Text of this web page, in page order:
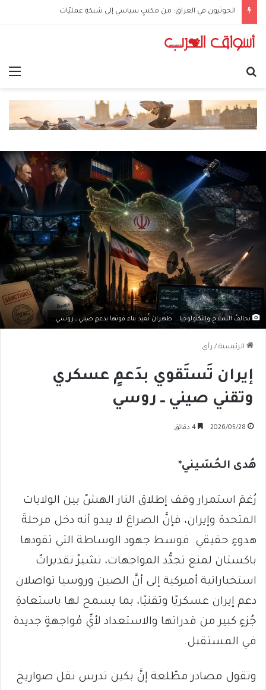
الحوثيون في العراق: من مكتبٍ سياسي إلى شبكةِ عمليّات
تحالفُ السلاح والتكنولوجيا... طهران تُعيد بناء قوتها بدعمٍ صيني ــ روسي.
الرئيسية / رأي
إيران تَستَقوي بدَعمٍ عسكري
وتقني صيني ــ روسي
2026/05/28
هُدى الحُسَيني*
رُغمَ استمرار وقف إطلاق النار الهشّ بين الولايات
المتحدة وإيران، فإنَّ الصراعَ لا يبدو أنه دخل مرحلةَ
هدوءٍ حقيقي. فوسط جهود الوساطة التي تقودها
باكستان لمنع تجدُّد المواجهات، تشيرُ تقديراتٌ
استخباراتية أميركية إلى أنَّ الصين وروسيا تواصلان
دعم إيران عسكريًا وتقنيًا، بما يسمح لها باستعادةِ
جُزءٍ كبير من قدراتها والاستعداد لأيِّ مُواجهةٍ جديدة
في المستقبل.
وتقول مصادر مطّلعة إنَّ بكين تدرس نقل صواريخ